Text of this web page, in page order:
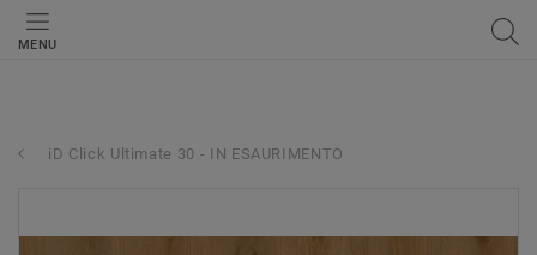
MENU
iD Click Ultimate 30 - IN ESAURIMENTO